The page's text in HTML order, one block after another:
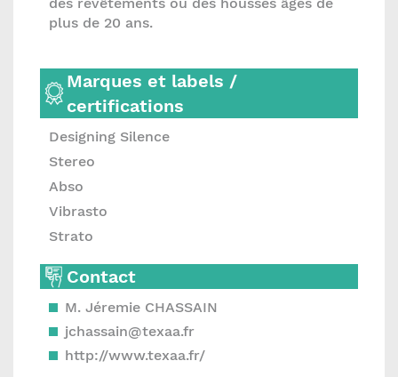
plus de 20 ans.
Marques et labels /
certifications
Designing Silence
Stereo
Abso
Vibrasto
Strato
Contact
M. Jéremie CHASSAIN
jchassain@texaa.fr
http://www.texaa.fr/